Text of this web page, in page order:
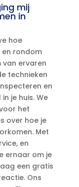
mij
in
hoe
en rondom
van ervaren
technieken
en
je huis.​ We
het
over hoe je
Met
en
ernaar om je
een gratis
Ons